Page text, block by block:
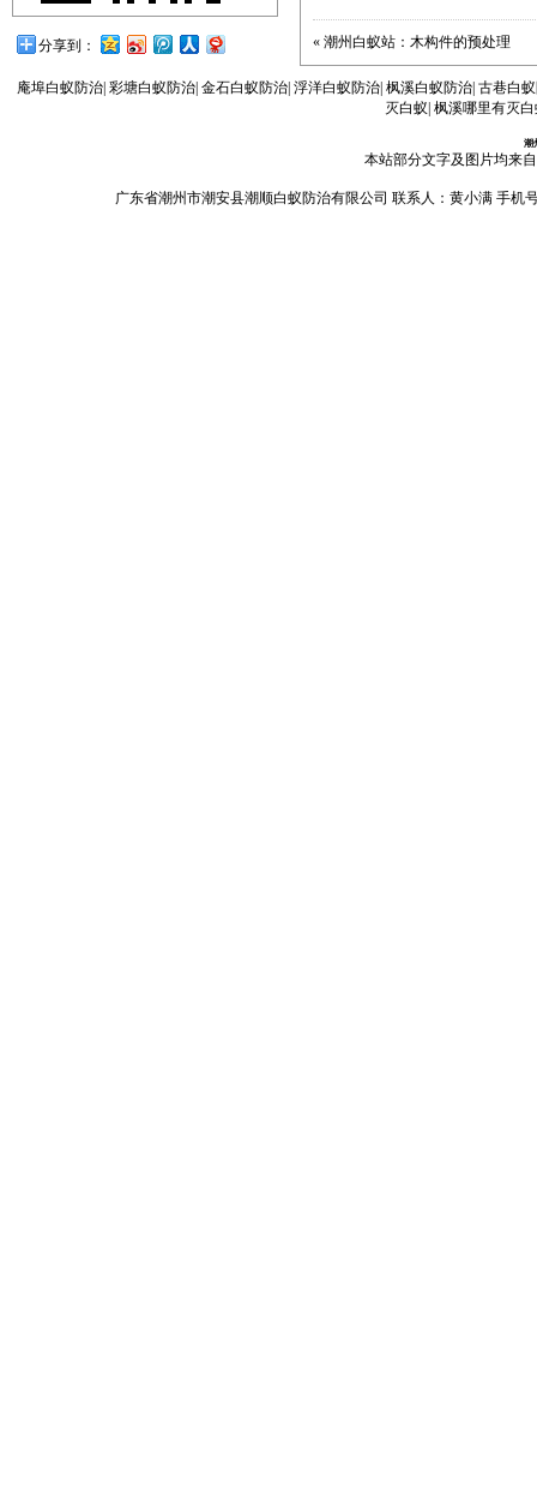
分享到： « 潮州白蚁站：木构件的预处理
庵埠白蚁防治| 彩塘白蚁防治| 金石白蚁防治| 浮洋白蚁防治| 枫溪白蚁防治| 古巷白
灭白蚁 枫溪哪里有灭白
潮
本站部分文字及图片均来
广东省潮州市潮安县潮顺白蚁防治有限公司 联系人：黄小满 手机